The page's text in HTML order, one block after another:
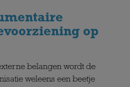
op
belangen wordt de
weleens een beetje